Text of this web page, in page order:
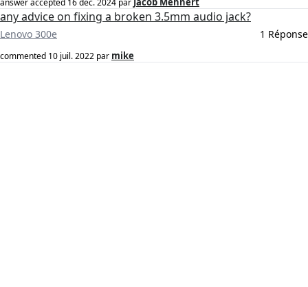
answer accepted 16 déc. 2024 par
any advice on fixing a broken 3.5mm audio jack?
Lenovo 300e 1 Réponse
commented 10 juil. 2022 par mike